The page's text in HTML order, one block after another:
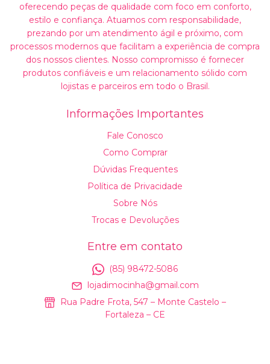
oferecendo peças de qualidade com foco em conforto,
estilo e confiança. Atuamos com responsabilidade,
prezando por um atendimento ágil e próximo, com
processos modernos que facilitam a experiência de compra
dos nossos clientes. Nosso compromisso é fornecer
produtos confiáveis e um relacionamento sólido com
lojistas e parceiros em todo o Brasil.
Informações Importantes
Fale Conosco
Como Comprar
Dúvidas Frequentes
Política de Privacidade
Sobre Nós
Trocas e Devoluções
Entre em contato
(85) 98472-5086
lojadimocinha@gmail.com
Rua Padre Frota, 547 – Monte Castelo –
Fortaleza – CE